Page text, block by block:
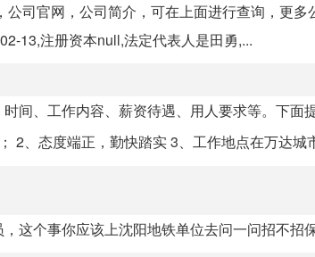
司官网，公司简介，可在上面进行查询，更多
13,注册资本null,法定代表人是田勇,...
间、工作内容、薪资待遇、用人要求等。下面
2、态度端正，勤快踏实 3、工作地点在万达城
这个事你应该上沈阳地铁单位去问一问招不招